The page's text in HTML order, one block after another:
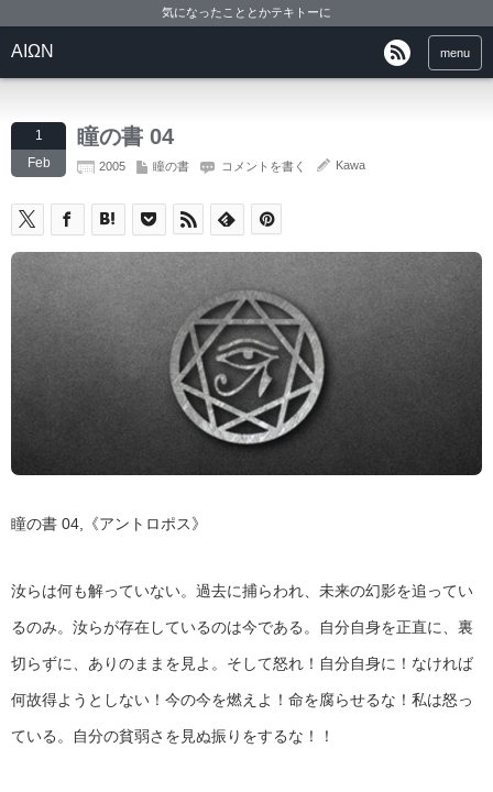
気になったこととかテキトーに
ΑΙΩΝ menu
1
Feb
瞳の書 04
2005 瞳の書 コメントを書く Kawa
瞳の書 04,《アントロポス》
汝らは何も解っていない。過去に捕らわれ、未来の幻影を追ってい
るのみ。汝らが存在しているのは今である。自分自身を正直に、裏
切らずに、ありのままを見よ。そして怒れ！自分自身に！なければ
何故得ようとしない！今の今を燃えよ！命を腐らせるな！私は怒っ
ている。自分の貧弱さを見ぬ振りをするな！！